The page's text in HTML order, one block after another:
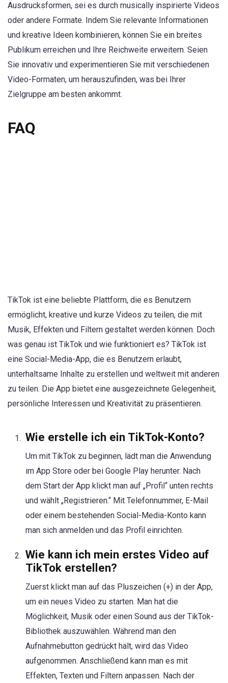
Ausdrucksformen, sei es durch musically inspirierte Videos
oder andere Formate. Indem Sie relevante Informationen
und kreative Ideen kombinieren, können Sie ein breites
Publikum erreichen und Ihre Reichweite erweitern. Seien
Sie innovativ und experimentieren Sie mit verschiedenen
Video-Formaten, um herauszufinden, was bei Ihrer
Zielgruppe am besten ankommt.
FAQ
TikTok ist eine beliebte Plattform, die es Benutzern
ermöglicht, kreative und kurze Videos zu teilen, die mit
Musik, Effekten und Filtern gestaltet werden können. Doch
was genau ist TikTok und wie funktioniert es? TikTok ist
eine Social-Media-App, die es Benutzern erlaubt,
unterhaltsame Inhalte zu erstellen und weltweit mit anderen
zu teilen. Die App bietet eine ausgezeichnete Gelegenheit,
persönliche Interessen und Kreativität zu präsentieren.
Wie erstelle ich ein TikTok-Konto?
Um mit TikTok zu beginnen, lädt man die Anwendung
im App Store oder bei Google Play herunter. Nach
dem Start der App klickt man auf „Profil“ unten rechts
und wählt „Registrieren.“ Mit Telefonnummer, E-Mail
oder einem bestehenden Social-Media-Konto kann
man sich anmelden und das Profil einrichten.
Wie kann ich mein erstes Video auf
TikTok erstellen?
Zuerst klickt man auf das Pluszeichen (+) in der App,
um ein neues Video zu starten. Man hat die
Möglichkeit, Musik oder einen Sound aus der TikTok-
Bibliothek auszuwählen. Während man den
Aufnahmebutton gedrückt hält, wird das Video
aufgenommen. Anschließend kann man es mit
Effekten, Texten und Filtern anpassen. Nach der